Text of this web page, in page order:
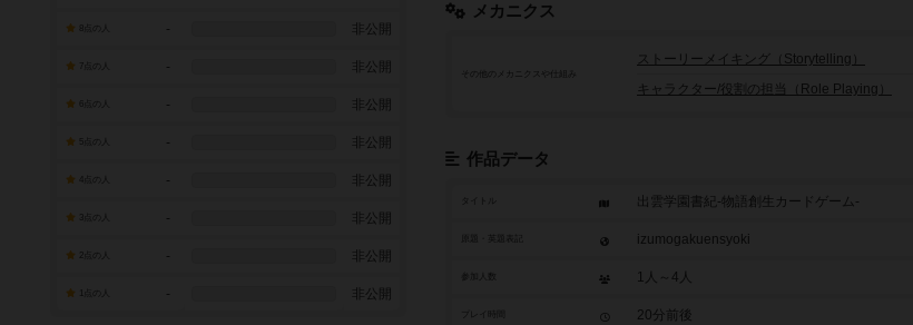
メカニクス
その他のメカニクスや仕組み
ストーリーメイキング（Storytelling）
キャラクター/役割の担当（Role Playing）
作品データ
タイトル 出雲学園書紀-物語創生カードゲーム-
izumogakuensyoki
参加人数 1人～4人
20分前後
- 非公開
7点の人 - 非公開
- 非公開
- 非公開
- 非公開
- 非公開
- 非公開
- 非公開